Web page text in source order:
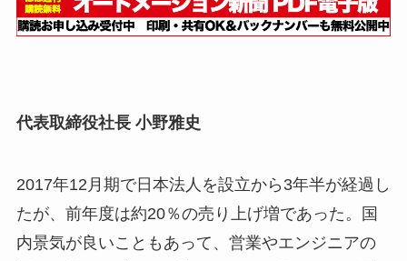
代表取締役社長 小野雅史
2017年12月期で日本法人を設立から3年半が経過し
たが、前年度は約20％の売り上げ増であった。国
内景気が良いこともあって、営業やエンジニアの